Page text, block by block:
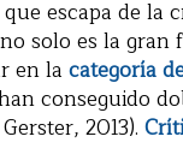
escapa de la
solo es la gran
en la categoría
conseguido
2013).